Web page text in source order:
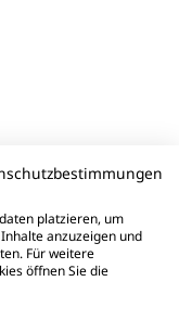
platzieren, um
anzuzeigen und
Für weitere
öffnen Sie die